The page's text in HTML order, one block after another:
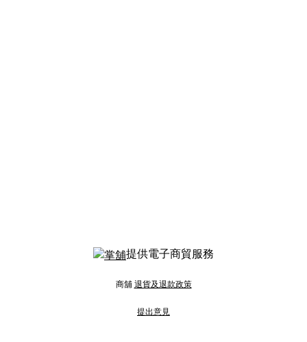
提供電子商貿服務
商舖 退貨及退款政策
提出意見